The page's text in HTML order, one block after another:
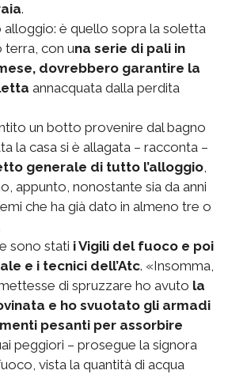
.
alloggio: è quello sopra la soletta
terra, con una serie di pali in
dovrebbero garantire la
annacquata dalla perdita
un botto provenire dal bagno
la casa si è allagata – racconta –
generale di tutto l’alloggio,
appunto, nonostante sia da anni
che ha già dato in almeno tre o
sono stati i Vigili del fuoco e poi
e i tecnici dell’Atc. «Insomma,
di spruzzare ho avuto la
e ho svuotato gli armadi
pesanti per assorbire
peggiori – prosegue la signora
vista la quantità di acqua